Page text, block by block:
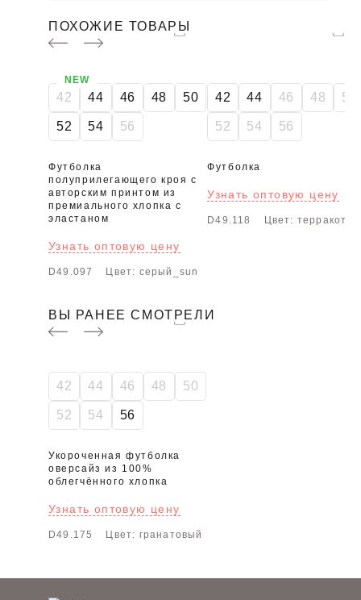
ПОХОЖИЕ ТОВАРЫ
42 44 46 48 50
52 54 56
Футболка
полуприлегающего кроя с
авторским принтом из
премиального хлопка с
эластаном
Узнать оптовую цену
D49.097 Цвет: серый_sun
NEW
42 44 46 48 50
52 54 56
Футболка
Узнать оптовую цену
D49.118 Цвет: терракота
ВЫ РАНЕЕ СМОТРЕЛИ
42 44 46 48 50
52 54 56
Укороченная футболка
оверсайз из 100%
облегчённого хлопка
Узнать оптовую цену
D49.175 Цвет: гранатовый
SALE